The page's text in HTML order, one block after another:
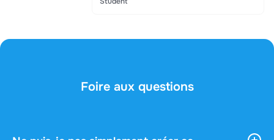
Foire aux questions